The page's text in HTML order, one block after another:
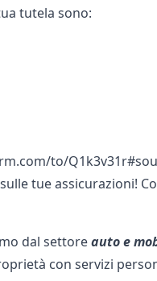
tutela sono:
to/
tue assicurazioni!
dal settoreauto e
con servizi